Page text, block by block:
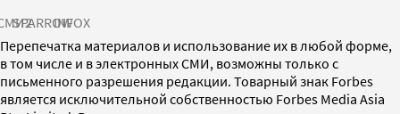
SPARROWINFOX
Перепечатка материалов и использование их в любой форме,
в том числе и в электронных СМИ, возможны только с
письменного разрешения редакции. Товарный знак Forbes
является исключительной собственностью Forbes Media Asia